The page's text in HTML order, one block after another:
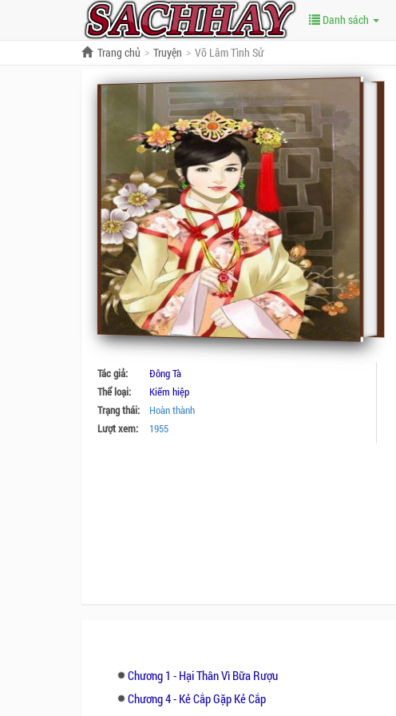
Danh sách
Trang chủ Truyện Võ Lâm Tình Sử
Tác giả:
Đông Tà
Thể loại:
Kiếm hiệp
Trạng thái:
Hoàn thành
Lượt xem:
1955
Chương 1 - Hại Thân Vì Bữa Rượu
Chương 4 - Kẻ Cắp Gặp Kẻ Cắp